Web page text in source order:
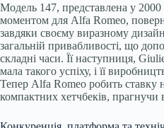
Модель 147, представлена у
моментом для Alfa Romeo,
завдяки своєму виразному
загальній привабливості, що
складні часи. Її наступниця,
мала такого успіху, і її
Тепер Alfa Romeo робить ставку
компактних хетчбеків, прагнучи